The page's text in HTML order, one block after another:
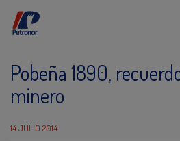
Pobeña 1890,
minero
14 JULIO 2014